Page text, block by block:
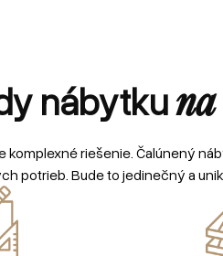
nábytku
komplexné riešenie. Čalúnený
potrieb. Bude to jedinečný a